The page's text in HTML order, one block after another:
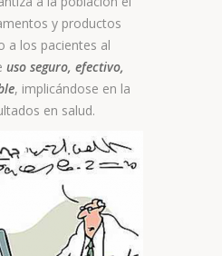
y productos
a los pacientes al
uso seguro, efectivo,
, implicándose en la
en salud.